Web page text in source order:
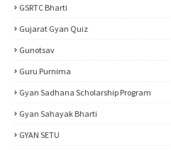
GSRTC Bharti
Gujarat Gyan Quiz
Gunotsav
Guru Purnima
Gyan Sadhana Scholarship Program
Gyan Sahayak Bharti
GYAN SETU